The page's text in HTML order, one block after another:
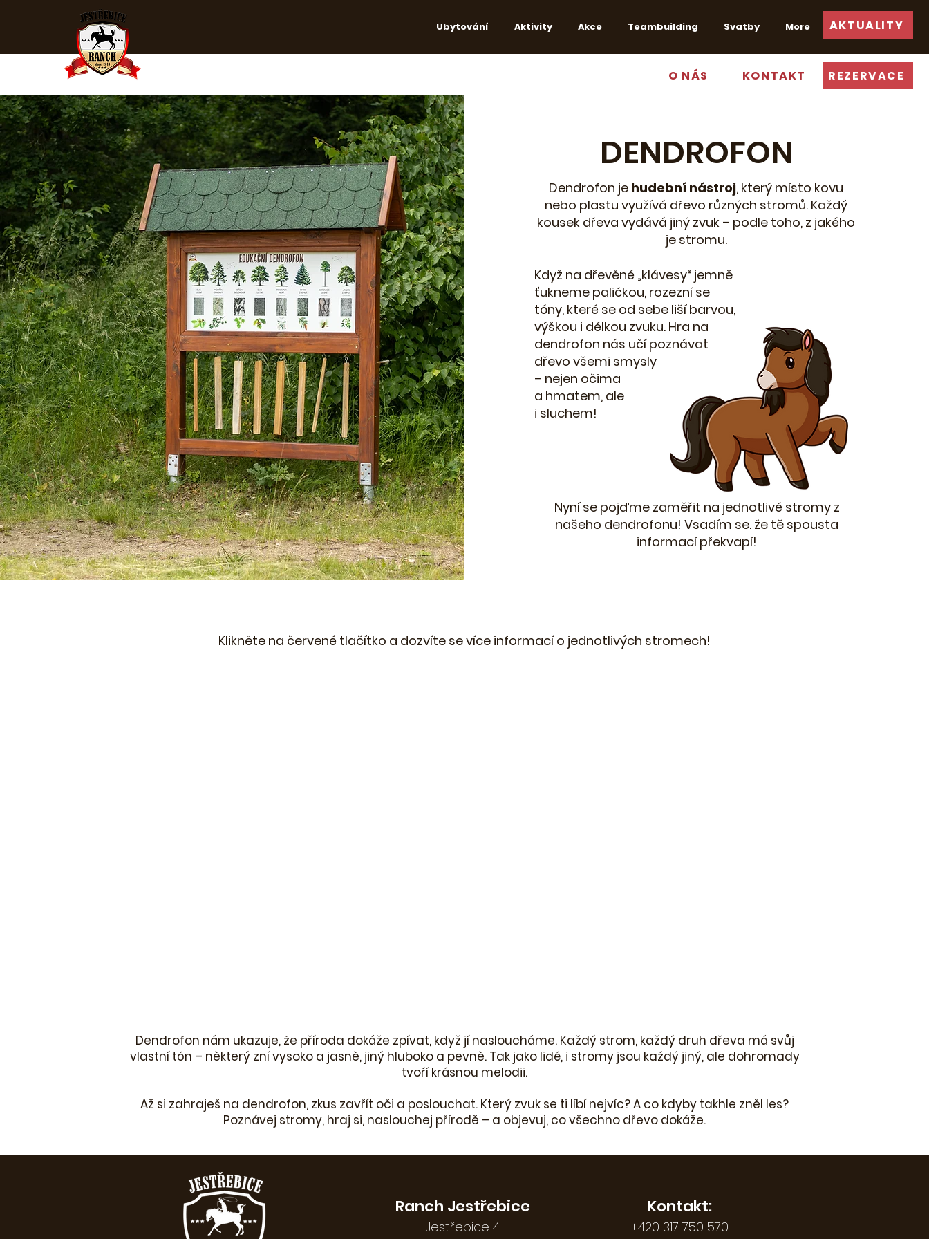
Ubytování Aktivity Akce Teambuilding Svatby More AKTUALITY
O NÁS KONTAKT REZERVACE
DENDROFON
Dendrofon je hudební nástroj, který místo kovu
nebo plastu využívá dřevo různých stromů. Každý
kousek dřeva vydává jiný zvuk – podle toho, z jakého
je stromu.
Když na dřevěné „klávesy“ jemně
ťukneme paličkou, rozezní se
tóny, které se od sebe liší barvou,
výškou i délkou zvuku. Hra na
dendrofon nás učí poznávat
dřevo všemi smysly
– nejen očima
a hmatem, ale
i sluchem!
Nyní se pojďme zaměřit na jednotlivé stromy z
našeho dendrofonu! Vsadím se. že tě spousta
informací překvapí!
Klikněte na červené tlačítko a dozvíte se více informací o jednotlivých stromech!
Dendrofon nám ukazuje, že příroda dokáže zpívat, když jí nasloucháme. Každý strom, každý druh dřeva má svůj
vlastní tón – některý zní vysoko a jasně, jiný hluboko a pevně. Tak jako lidé, i stromy jsou každý jiný, ale dohromady
tvoří krásnou melodii.
Až si zahraješ na dendrofon, zkus zavřít oči a poslouchat. Který zvuk se ti líbí nejvíc? A co kdyby takhle zněl les?
Poznávej stromy, hraj si, naslouchej přírodě – a objevuj, co všechno dřevo dokáže.
Ranch Jestřebice
Jestřebice 4
+420 317 750 570
Kontakt: